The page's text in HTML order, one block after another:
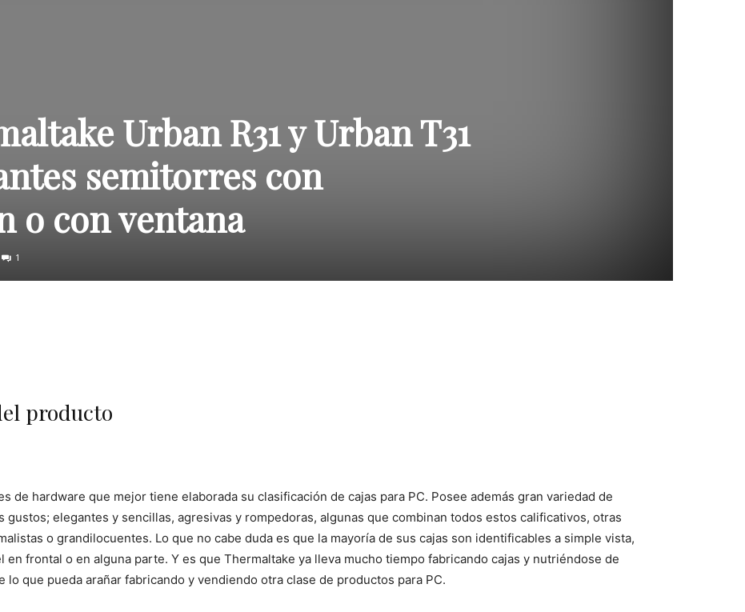
Urban R31 y Urban T31
semitorres con
o con ventana
1
producto
de hardware que mejor tiene elaborada su clasificación de cajas para PC. Posee además gran variedad de
gustos; elegantes y sencillas, agresivas y rompedoras, algunas que combinan todos estos calificativos, otras
o grandilocuentes. Lo que no cabe duda es que la mayoría de sus cajas son identificables a simple vista,
frontal o en alguna parte. Y es que Thermaltake ya lleva mucho tiempo fabricando cajas y nutriéndose de
que pueda arañar fabricando y vendiendo otra clase de productos para PC.